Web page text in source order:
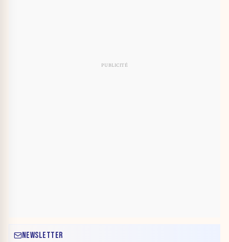
NEWSLETTER